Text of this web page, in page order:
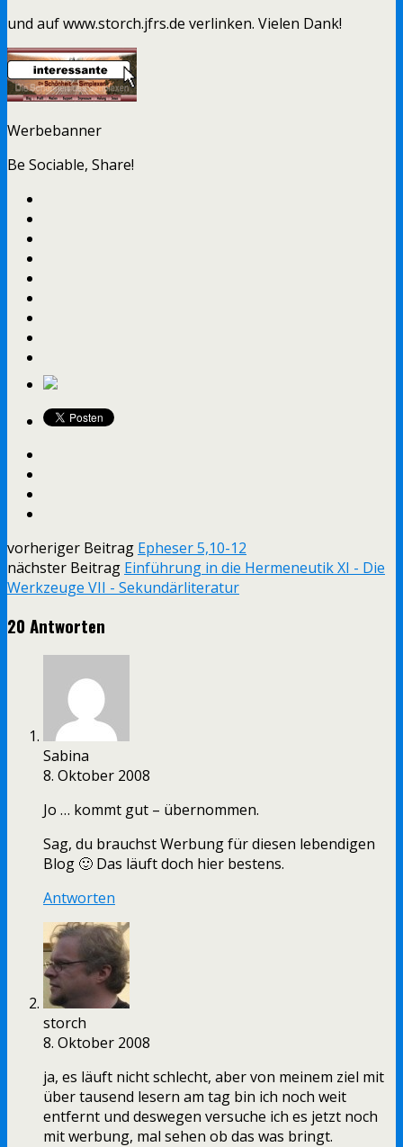
und auf www.storch.jfrs.de verlinken. Vielen Dank!
Werbebanner
Be Sociable, Share!
vorheriger Beitrag Epheser 5,10-12
nächster Beitrag Einführung in die Hermeneutik XI - Die
Werkzeuge VII - Sekundärliteratur
20 Antworten
Sabina
8. Oktober 2008
Jo … kommt gut – übernommen.
Sag, du brauchst Werbung für diesen lebendigen
Blog 🙂 Das läuft doch hier bestens.
Antworten
storch
8. Oktober 2008
ja, es läuft nicht schlecht, aber von meinem ziel mit
über tausend lesern am tag bin ich noch weit
entfernt und deswegen versuche ich es jetzt noch
mit werbung, mal sehen ob das was bringt.